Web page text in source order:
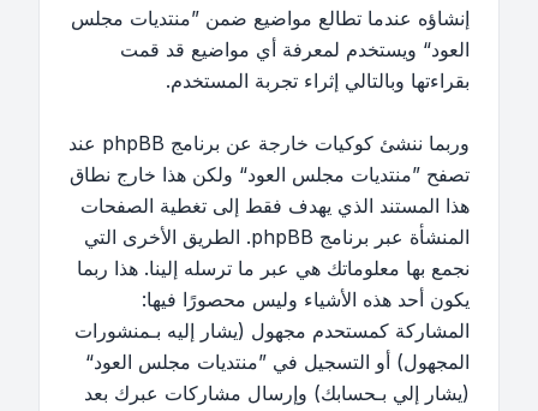
إنشاؤه عندما تطالع مواضيع ضمن ”منتديات مجلس
العود“ ويستخدم لمعرفة أي مواضيع قد قمت
بقراءتها وبالتالي إثراء تجربة المستخدم.
وربما ننشئ كوكيات خارجة عن برنامج phpBB عند
تصفح ”منتديات مجلس العود“ ولكن هذا خارج نطاق
هذا المستند الذي يهدف فقط إلى تغطية الصفحات
المنشأة عبر برنامج phpBB. الطريق الأخرى التي
نجمع بها معلوماتك هي عبر ما ترسله إلينا. هذا ربما
يكون أحد هذه الأشياء وليس محصورًا فيها:
المشاركة كمستحدم مجهول (يشار إليه بـمنشورات
المجهول) أو التسجيل في ”منتديات مجلس العود“
(يشار إلي بـحسابك) وإرسال مشاركات عبرك بعد